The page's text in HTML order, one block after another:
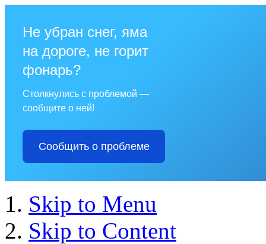
Не убран снег, яма
на дороге, не горит
фонарь?
Столкнулись с проблемой —
сообщите о ней!
Сообщить о проблеме
Skip to Menu
Skip to Content